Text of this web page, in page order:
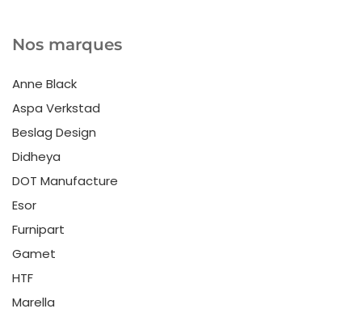
Nos marques
Anne Black
Aspa Verkstad
Beslag Design
Didheya
DOT Manufacture
Esor
Furnipart
Gamet
HTF
Marella